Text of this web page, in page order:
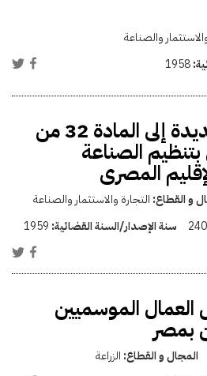
والصناعة
1958
إضافة فقرة جديدة إلى المادة 32 من
الصناعة
المصرى
و القطاع: التجارة والاستثمار والصناعة
240 سنة الإصدار/السنة القضائية: 1959
الموسميين
بمصر
المجال و القطاع: الزراعة